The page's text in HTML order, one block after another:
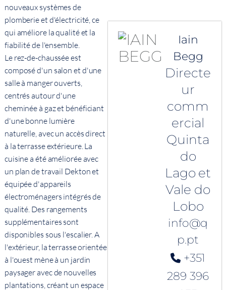
nouveaux systèmes de
plomberie et d'électricité, ce
qui améliore la qualité et la
fiabilité de l'ensemble.
Le rez-de-chaussée est
composé d'un salon et d'une
salle à manger ouverts,
centrés autour d'une
cheminée à gaz et bénéficiant
d'une bonne lumière
naturelle, avec un accès direct
à la terrasse extérieure. La
cuisine a été améliorée avec
un plan de travail Dekton et
équipée d'appareils
électroménagers intégrés de
qualité. Des rangements
supplémentaires sont
disponibles sous l'escalier. A
l'extérieur, la terrasse orientée
à l'ouest mène à un jardin
paysager avec de nouvelles
plantations, créant un espace
Iain
Begg
Directe
ur
comm
ercial
Quinta
do
Lago et
Vale do
Lobo
info@q
p.pt
+351
289 396